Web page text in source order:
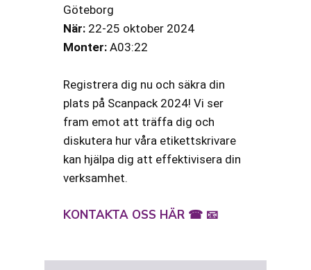
Göteborg
När:22-25 oktober 2024
Monter:A03:22
Registrera dig nu och säkra din
plats på Scanpack 2024! Vi ser
fram emot att träffa dig och
diskutera hur våra etikettskrivare
kan hjälpa dig att effektivisera din
verksamhet.
KONTAKTA OSS HÄR ☎ 📧